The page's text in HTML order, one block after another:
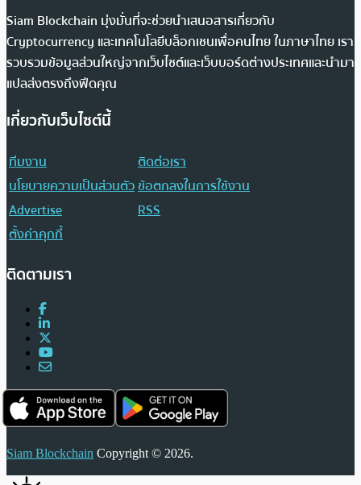
Siam Blockchain มุ่งมั่นที่จะช่วยนำเสนอสารเกี่ยวกับ
Cryptocurrency และเทคโนโลยีบล็อกเชนเพื่อคนไทย ในภาษาไทย เรา
รวบรวมข้อมูลส่วนใหญ่จากเว็บไซต์และเว็บบอร์ดต่างประเทศและนำมา
แปลส่งตรงถึงฟีดคุณ
เกี่ยวกับเว็บไซต์นี้
ทีมงาน
ติดต่อเรา
นโยบายความเป็นส่วนตัวข้อตกลงในการใช้งาน
Advertise
RSS
ตั้งค่าคุกกี้
ติดตามเรา
Siam Blockchain Copyright © 2026.